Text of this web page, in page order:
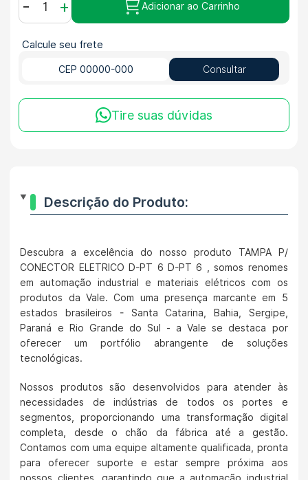
- + Adicionar ao Carrinho
Calcule seu frete
Consultar
Tire suas dúvidas
Descrição do Produto:
Descubra a excelência do nosso produto TAMPA P/
CONECTOR ELETRICO D-PT 6 D-PT 6 , somos renomes
em automação industrial e materiais elétricos com os
produtos da Vale. Com uma presença marcante em 5
estados brasileiros - Santa Catarina, Bahia, Sergipe,
Paraná e Rio Grande do Sul - a Vale se destaca por
oferecer um portfólio abrangente de soluções
tecnológicas.
Nossos produtos são desenvolvidos para atender às
necessidades de indústrias de todos os portes e
segmentos, proporcionando uma transformação digital
completa, desde o chão da fábrica até a gestão.
Contamos com uma equipe altamente qualificada, pronta
para oferecer suporte e estar sempre próxima aos